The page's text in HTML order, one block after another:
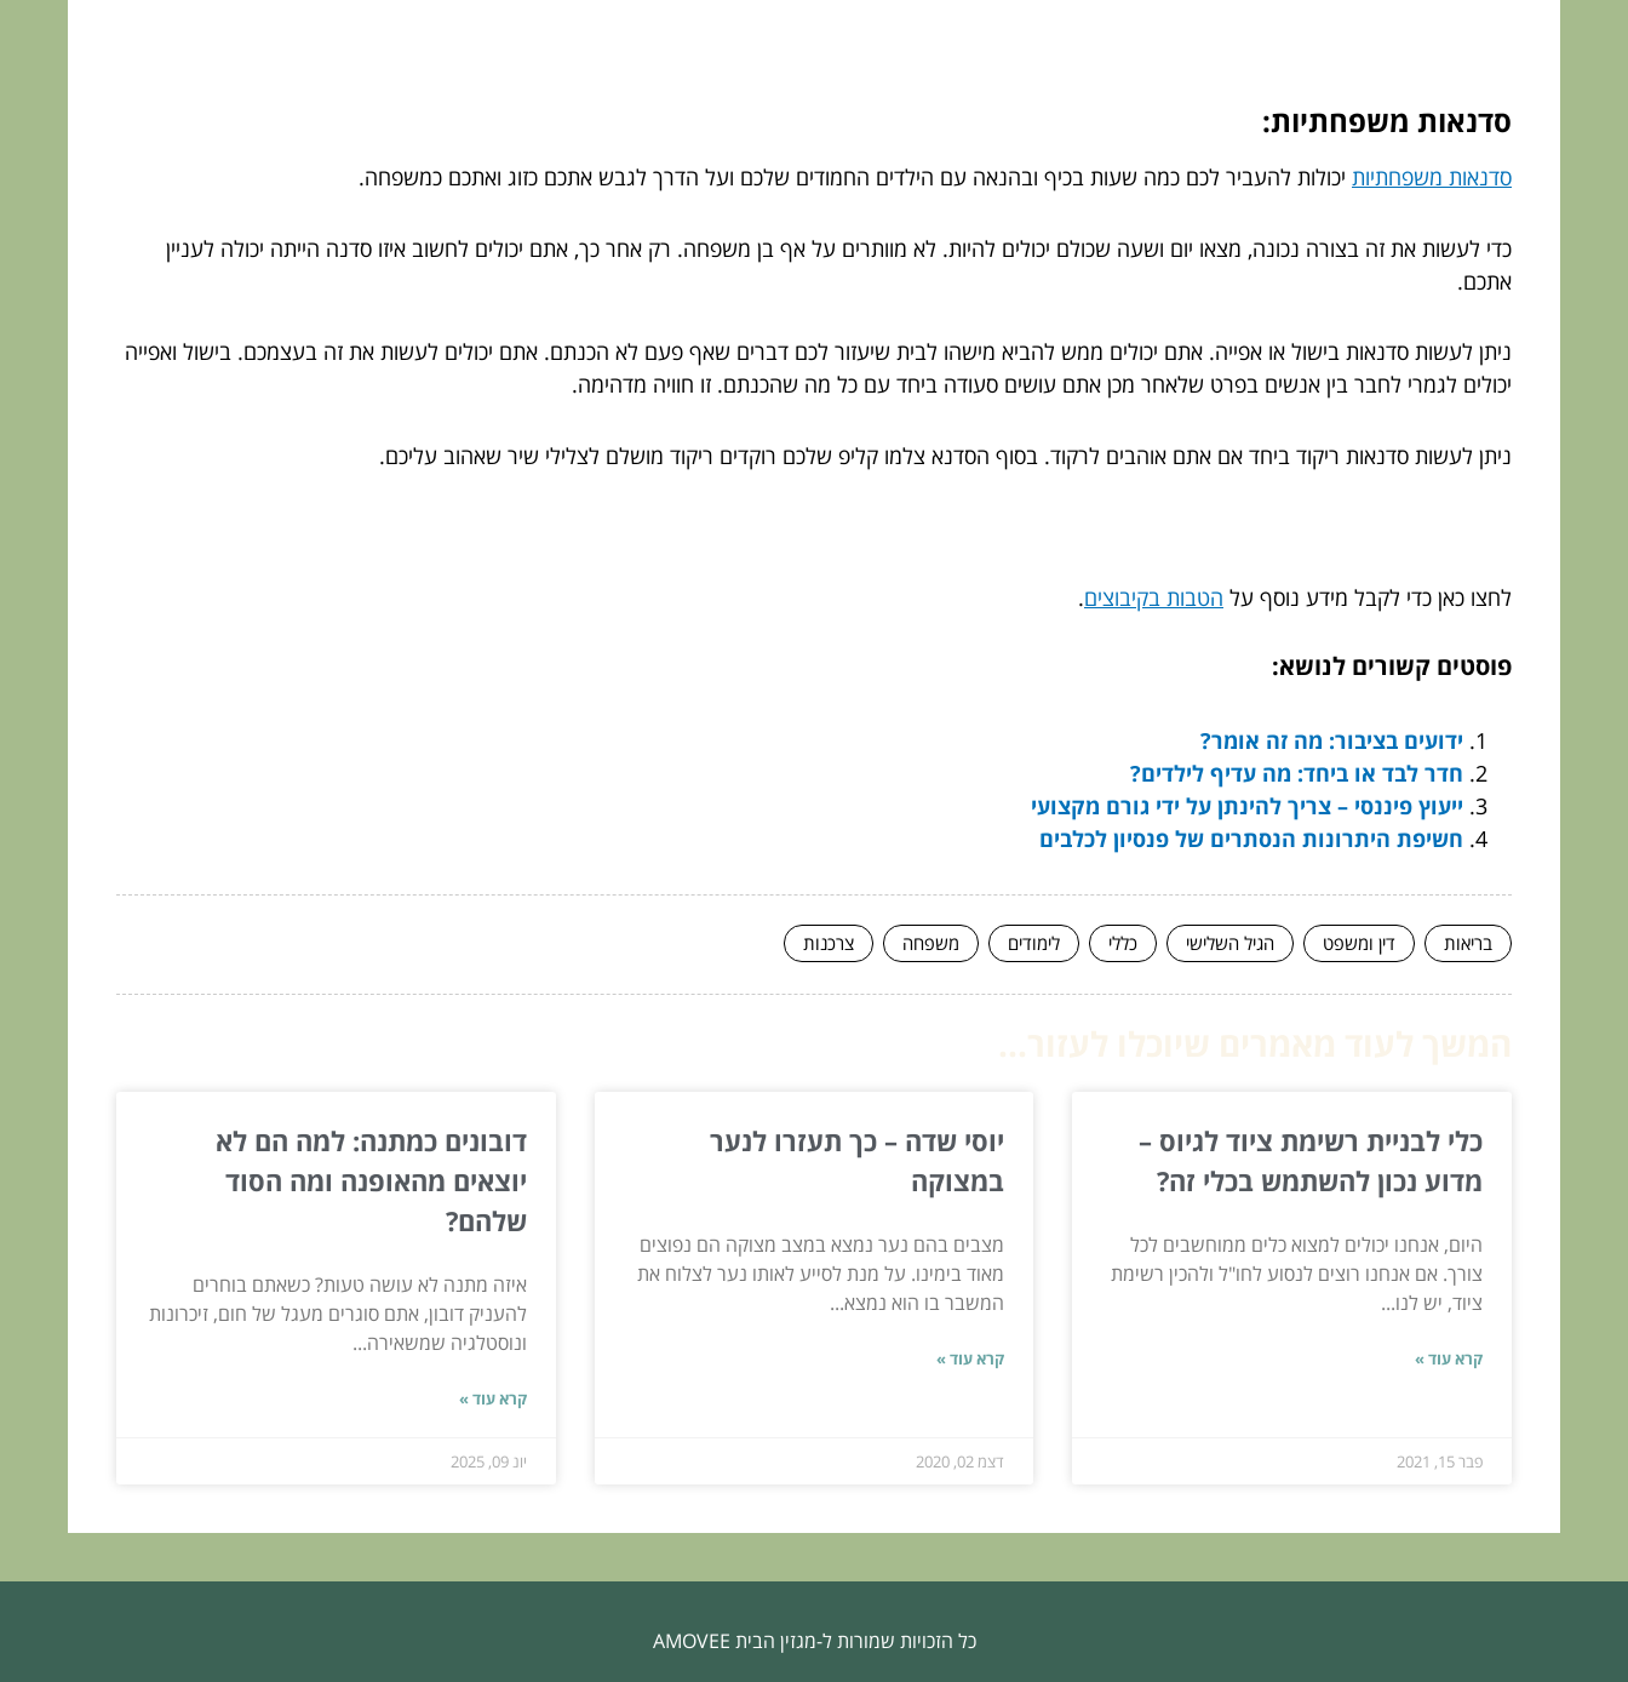
סדנאות משפחתיות:
סדנאות משפחתיות יכולות להעביר לכם כמה שעות בכיף ובהנאה עם הילדים החמודים שלכם ועל הדרך לגבש אתכם כזוג ואתכם כמשפחה.
כדי לעשות את זה בצורה נכונה, מצאו יום ושעה שכולם יכולים להיות. לא מוותרים על אף בן משפחה. רק אחר כך, אתם יכולים לחשוב איזו סדנה הייתה יכולה לעניין
אתכם.
ניתן לעשות סדנאות בישול או אפייה. אתם יכולים ממש להביא מישהו לבית שיעזור לכם דברים שאף פעם לא הכנתם. אתם יכולים לעשות את זה בעצמכם. בישול ואפייה
יכולים לגמרי לחבר בין אנשים בפרט שלאחר מכן אתם עושים סעודה ביחד עם כל מה שהכנתם. זו חוויה מדהימה.
ניתן לעשות סדנאות ריקוד ביחד אם אתם אוהבים לרקוד. בסוף הסדנא צלמו קליפ שלכם רוקדים ריקוד מושלם לצלילי שיר שאהוב עליכם.
לחצו כאן כדי לקבל מידע נוסף על הטבות בקיבוצים.
פוסטים קשורים לנושא:
ידועים בציבור: מה זה אומר?
חדר לבד או ביחד: מה עדיף לילדים?
ייעוץ פיננסי – צריך להינתן על ידי גורם מקצועי
חשיפת היתרונות הנסתרים של פנסיון לכלבים
בריאות דין ומשפט הגיל השלישי כללי לימודים משפחה צרכנות
כלי לבניית רשימת ציוד לגיוס –
מדוע נכון להשתמש בכלי זה?
היום, אנחנו יכולים למצוא כלים ממוחשבים לכל
צורך. אם אנחנו רוצים לנסוע לחו"ל ולהכין רשימת
ציוד, יש לנו...
קרא עוד »
פבר 15, 2021
יוסי שדה – כך תעזרו לנער
במצוקה
מצבים בהם נער נמצא במצב מצוקה הם נפוצים
מאוד בימינו. על מנת לסייע לאותו נער לצלוח את
המשבר בו הוא נמצא...
קרא עוד »
דצמ 02, 2020
דובונים כמתנה: למה הם לא
יוצאים מהאופנה ומה הסוד
שלהם?
איזה מתנה לא עושה טעות? כשאתם בוחרים
להעניק דובון, אתם סוגרים מעגל של חום, זיכרונות
ונוסטלגיה שמשאירה...
קרא עוד »
יונ 09, 2025
כל הזכויות שמורות ל-מגזין הבית AMOVEE